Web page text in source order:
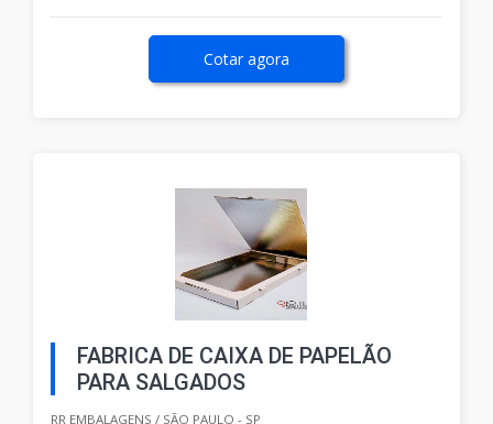
Cotar agora
FABRICA DE CAIXA DE PAPELÃO
PARA SALGADOS
RR EMBALAGENS / SÃO PAULO - SP